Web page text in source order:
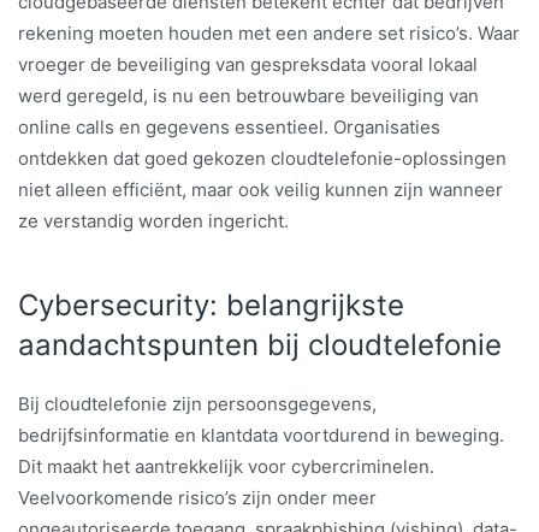
rekening moeten houden met een andere set risico’s. Waar
vroeger de beveiliging van gespreksdata vooral lokaal
werd geregeld, is nu een betrouwbare beveiliging van
online calls en gegevens essentieel. Organisaties
ontdekken dat goed gekozen cloudtelefonie-oplossingen
niet alleen efficiënt, maar ook veilig kunnen zijn wanneer
ze verstandig worden ingericht.
Cybersecurity: belangrijkste
aandachtspunten bij cloudtelefonie
Bij cloudtelefonie zijn persoonsgegevens,
bedrijfsinformatie en klantdata voortdurend in beweging.
Dit maakt het aantrekkelijk voor cybercriminelen.
Veelvoorkomende risico’s zijn onder meer